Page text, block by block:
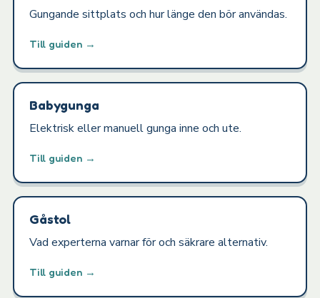
Gungande sittplats och hur länge den bör användas.
Till guiden →
Babygunga
Elektrisk eller manuell gunga inne och ute.
Till guiden →
Gåstol
Vad experterna varnar för och säkrare alternativ.
Till guiden →